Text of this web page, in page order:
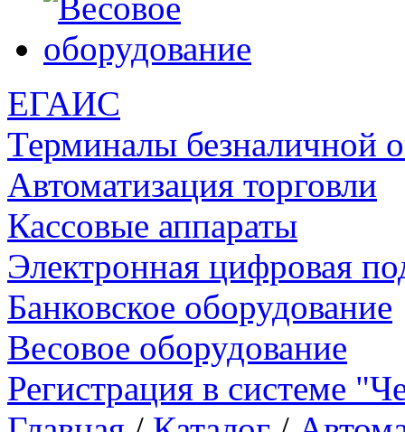
ЕГАИС
Терминалы безналичной
Автоматизация торговли
Кассовые аппараты
Электронная цифровая
Банковское оборудование
Весовое оборудование
Регистрация в системе